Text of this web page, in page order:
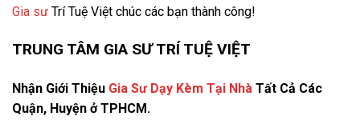
Gia sư Trí Tuệ Việt chúc các bạn thành công!
TRUNG TÂM GIA SƯ TRÍ TUỆ VIỆT
Nhận Giới Thiệu Gia Sư Dạy Kèm Tại Nhà Tất Cả Các
Quận, Huyện ở TPHCM.